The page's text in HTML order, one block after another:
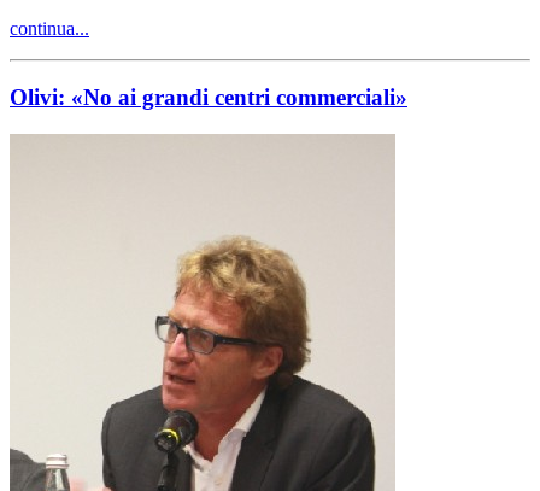
continua...
Olivi: «No ai grandi centri commerciali»